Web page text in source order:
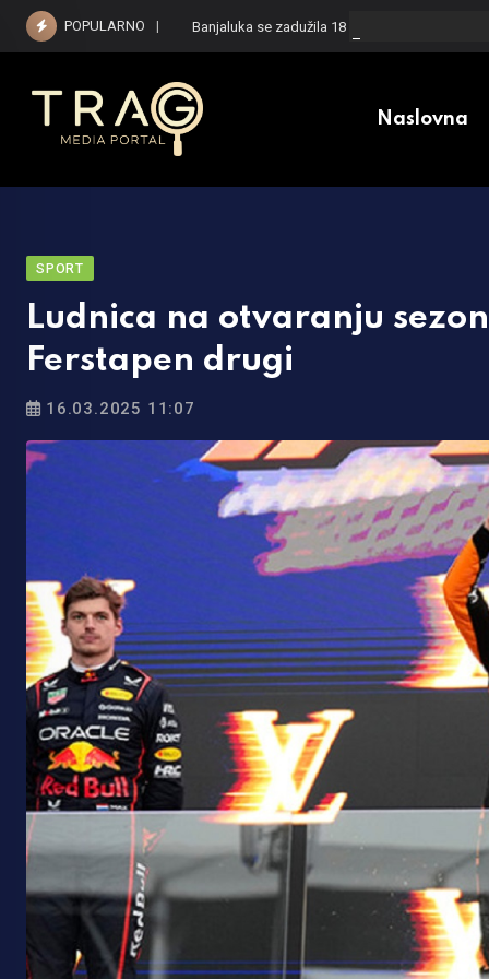
Skip
POPULARNO Banjaluka se zadužila 18 miliona KM: Poznato
Naslovna
SPORT
Ludnica na otvaranju
Ferstapen drugi
16.03.2025 11:07